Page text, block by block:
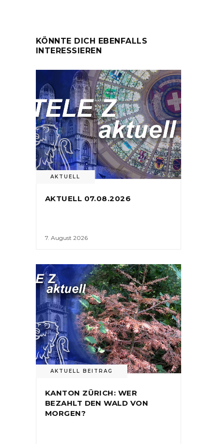
KÖNNTE DICH EBENFALLS
INTERESSIEREN
AKTUELL
AKTUELL 07.08.2026
7. August 2026
AKTUELL BEITRAG
KANTON ZÜRICH: WER
BEZAHLT DEN WALD VON
MORGEN?